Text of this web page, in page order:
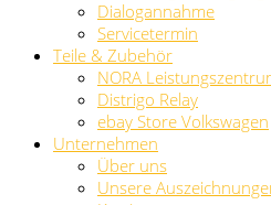
Dialogannahme
Servicetermin
Teile & Zubehör
NORA
Distrigo Relay
ebay Store Volkswagen
Unternehmen
Über uns
Unsere